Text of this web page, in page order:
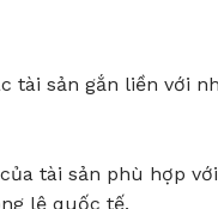
tài sản gắn liền với
tài sản phù hợp
lệ quốc tế.